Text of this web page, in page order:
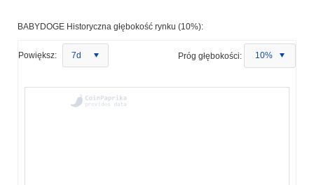
BABYDOGE Historyczna głębokość rynku (10%):
Powiększ: 7d Próg głębokości: 10%